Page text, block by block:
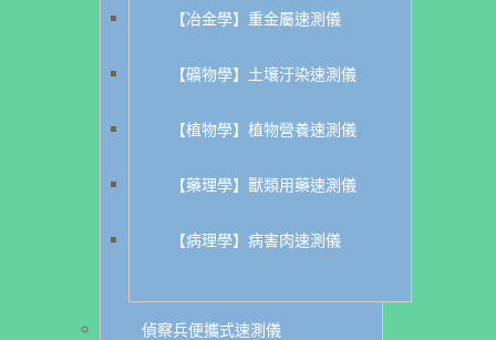
【冶金學】重金屬速測儀
【礦物學】土壤汙染速測儀
【植物學】植物營養速測儀
【藥理學】獸類用藥速測儀
【病理學】病害肉速測儀
偵察兵便攜式速測儀